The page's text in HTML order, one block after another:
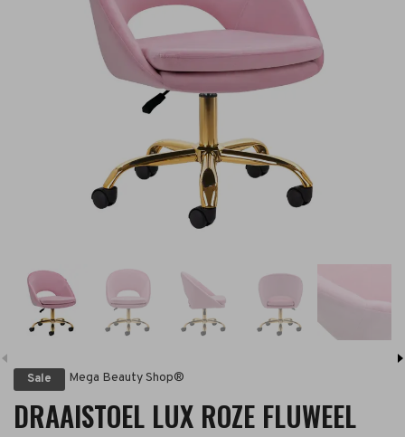
Sale Mega Beauty Shop®
DRAAISTOEL LUX ROZE FLUWEEL